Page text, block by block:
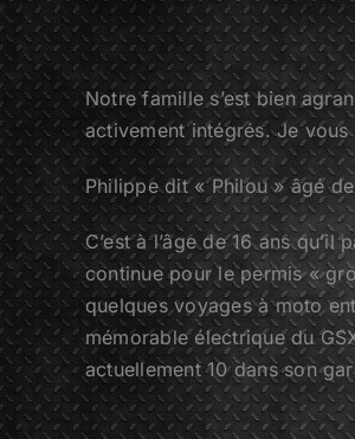
Notre famille s’est bien
activement intégrés. Je
Philippe dit « Philou » âgé
C’est à l’âge de 16 ans
continue pour le permis «
quelques voyages à moto
mémorable électrique du
actuellement 10 dans son